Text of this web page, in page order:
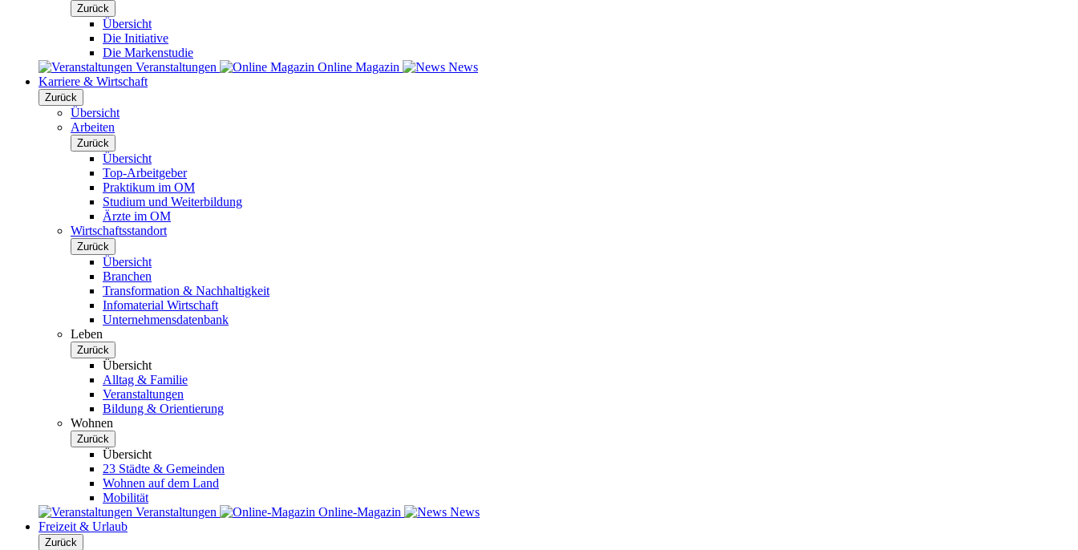
Zurück
Übersicht
Die Initiative
Die Markenstudie
Veranstaltungen
Online Magazin
News
Karriere & Wirtschaft
Zurück
Übersicht
Arbeiten
Zurück
Übersicht
Top-Arbeitgeber
Praktikum im OM
Studium und Weiterbildung
Ärzte im OM
Wirtschaftsstandort
Zurück
Übersicht
Branchen
Transformation & Nachhaltigkeit
Infomaterial Wirtschaft
Unternehmensdatenbank
Leben
Zurück
Übersicht
Alltag & Familie
Veranstaltungen
Bildung & Orientierung
Wohnen
Zurück
Übersicht
23 Städte & Gemeinden
Wohnen auf dem Land
Mobilität
Veranstaltungen
Online-Magazin
News
Freizeit & Urlaub
Zurück